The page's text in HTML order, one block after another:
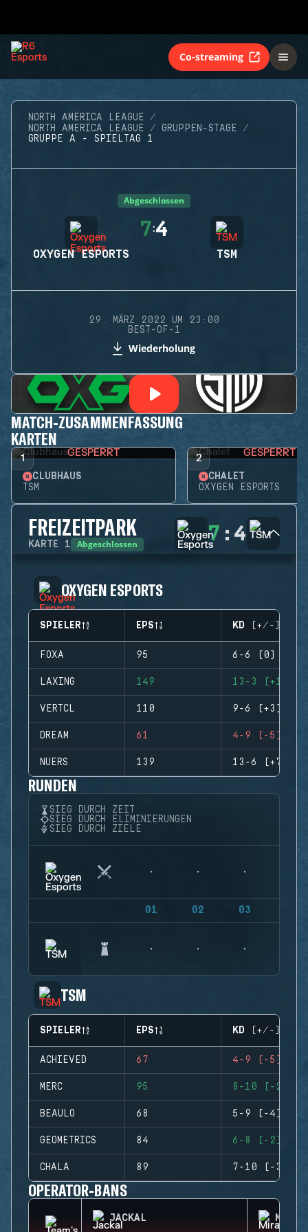
Co-streaming
NORTH AMERICA LEAGUE
NORTH AMERICA LEAGUE
GRUPPEN-STAGE
GRUPPE A - SPIELTAG 1
Abgeschlossen
OXYGEN ESPORTS
7:4
TSM
29. MÄRZ 2022 UM 23:00
BEST-OF-1
Wiederholung
MATCH-ZUSAMMENFASSUNG
KARTEN
1 GESPERRT
CLUBHAUS
TSM
2 GESPERRT
CHALET
OXYGEN ESPORTS
FREIZEITPARK
KARTE 1 Abgeschlossen 7 : 4
OXYGEN ESPORTS
SPIELER EPS KD (+/-)
FOXA 95 6-6 (0)
LAXING 149 13-3 (+10)
VERTCL 110 9-6 (+3)
DREAM 61 4-9 (-5)
NUERS 139 13-6 (+7)
RUNDEN
SIEG DURCH ZEIT
SIEG DURCH ELIMINIERUNGEN
SIEG DURCH ZIELE
01 02 03
TSM
SPIELER EPS KD (+/-)
ACHIEVED 67 4-9 (-5)
MERC 95 8-10 (-2)
BEAULO 68 5-9 (-4)
GEOMETRICS 84 6-8 (-2)
CHALA 89 7-10 (-3)
OPERATOR-BANS
JACKAL MIRA